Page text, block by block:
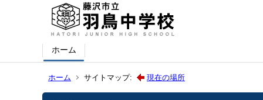
ホーム
ホーム サイトマップ: 現在の場所